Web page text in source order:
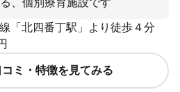
、個別療育施設です
「北四番丁駅」より徒歩４分
ミ・特徴を見てみる